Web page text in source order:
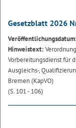
Gesetzblatt 2026
Hinweistext:
Vorbereitungsdienst für
Ausgleichs-,
Bremen (KapVO)
(S. 101 - 106)